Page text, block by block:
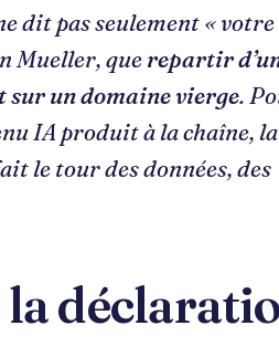
dit pas seulement «
Mueller, que repartir
sur un domaine vierge.
IA produit à la chaîne,
le tour des données, des
la